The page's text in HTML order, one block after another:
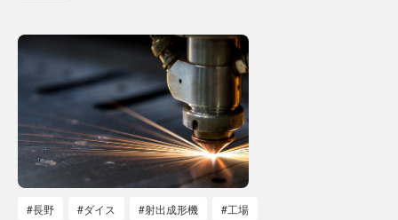
#長野 #ダイス #射出成形機 #工場